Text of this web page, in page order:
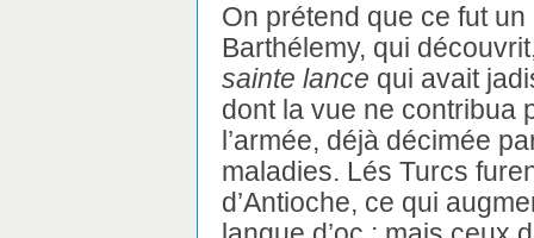
On prétend que ce fut
Barthélemy, qui
sainte lance qui avait
dont la vue ne contribua
l’armée, déjà décimée
maladies. Lés Turcs
d’Antioche, ce qui